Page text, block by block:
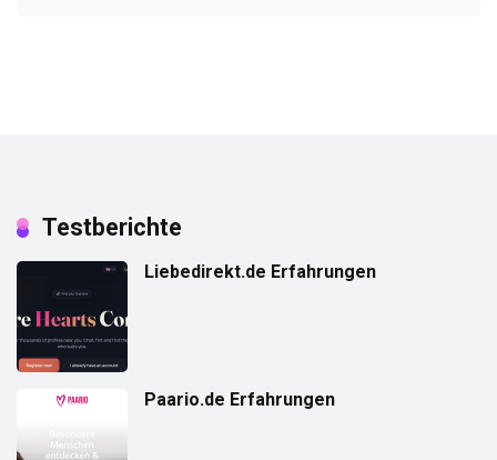
Testberichte
Liebedirekt.de Erfahrungen
Paario.de Erfahrungen